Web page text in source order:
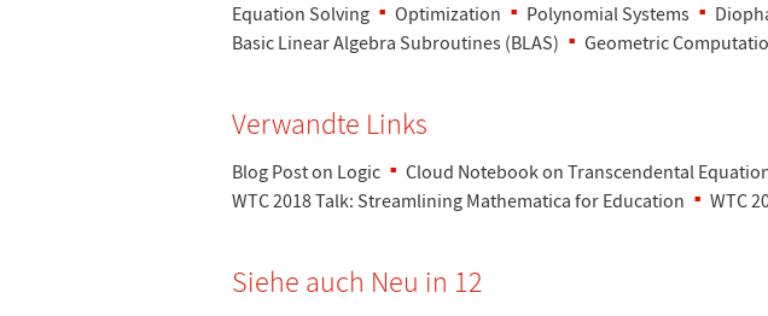
Equation Solving Optimization Polynomial Systems
Basic Linear Algebra Subroutines (BLAS)
Geometric
Verwandte Links
Blog Post on Logic Cloud Notebook on Transcendental
WTC 2018 Talk: Streamlining Mathematica for Education WTC
Siehe auch Neu in 12